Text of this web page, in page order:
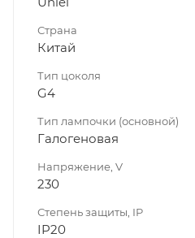
Страна
Китай
Тип цоколя
G4
Тип лампочки (основной)
Галогеновая
Напряжение, V
230
Степень защиты, IP
IP20